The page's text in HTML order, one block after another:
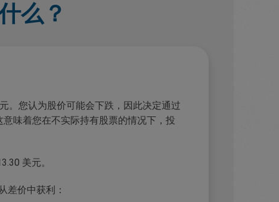
么？
。您认为股价可能会下跌，因此决定通过
味着您在不实际持有股票的情况下，投
美元。
差价中获利：